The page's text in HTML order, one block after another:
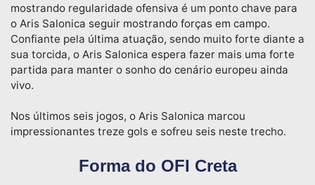
mostrando regularidade ofensiva é um ponto chave para
o Aris Salonica seguir mostrando forças em campo.
Confiante pela última atuação, sendo muito forte diante a
sua torcida, o Aris Salonica espera fazer mais uma forte
partida para manter o sonho do cenário europeu ainda
vivo.
Nos últimos seis jogos, o Aris Salonica marcou
impressionantes treze gols e sofreu seis neste trecho.
Forma do OFI Creta